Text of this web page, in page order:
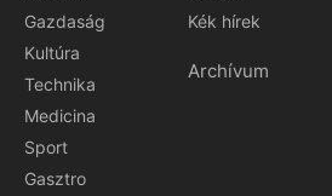
Gazdaság
Kultúra
Technika
Medicina
Sport
Gasztro
Kék hírek
Archívum